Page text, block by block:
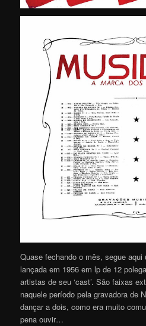
Quase fechando o mês, segue
lançada em 1956 em lp de 12
artistas de seu ‘cast’. São faixas
naquele período pela gravadora de
dançar a dois, como era muito
pena ouvir…